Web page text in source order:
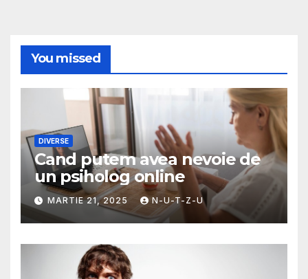
You missed
DIVERSE
Cand putem avea nevoie de
un psiholog online
MARTIE 21, 2025 N-U-T-Z-U